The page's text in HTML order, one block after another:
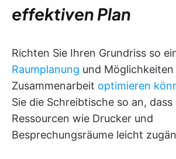
effektiven Plan
Richten Sie Ihren Grundriss so
Raumplanung und Möglichkeiten
Zusammenarbeit optimieren
Sie die Schreibtische so an,
Ressourcen wie Drucker und
Besprechungsräume leicht